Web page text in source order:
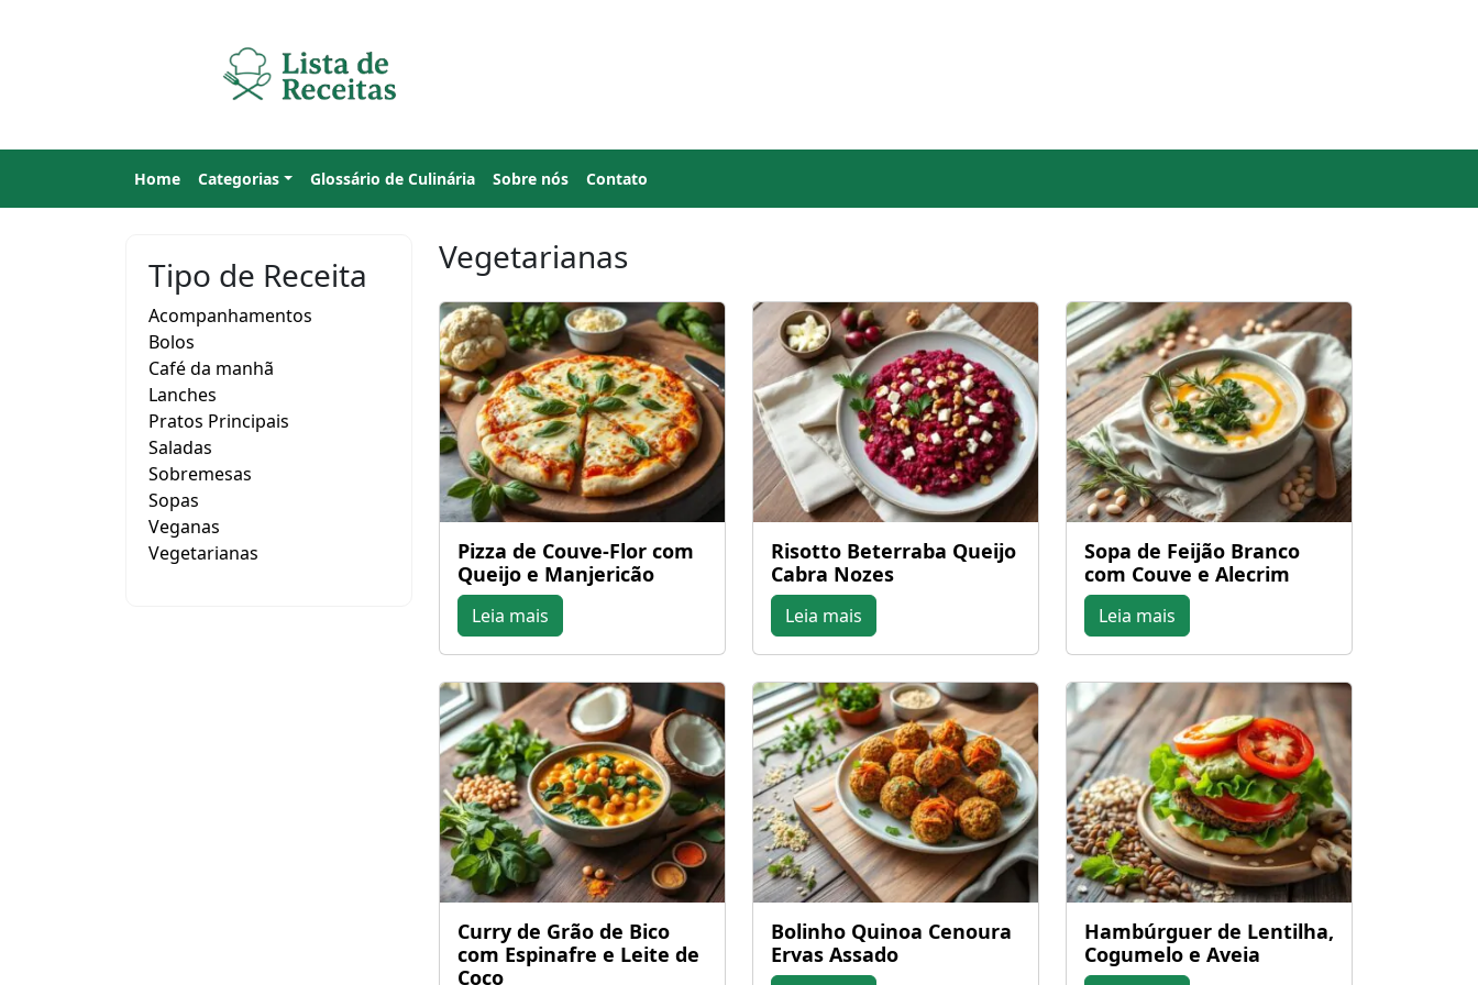
Home Categorias Glossário de Culinária Sobre nós Contato
Tipo de Receita
Acompanhamentos
Bolos
Café da manhã
Lanches
Pratos Principais
Saladas
Sobremesas
Sopas
Veganas
Vegetarianas
Vegetarianas
Pizza de Couve-Flor com
Queijo e Manjericão
Leia mais
Risotto Beterraba Queijo
Cabra Nozes
Leia mais
Sopa de Feijão Branco
com Couve e Alecrim
Leia mais
Curry de Grão de Bico
com Espinafre e Leite de
Coco
Bolinho Quinoa Cenoura
Ervas Assado
Hambúrguer de Lentilha,
Cogumelo e Aveia